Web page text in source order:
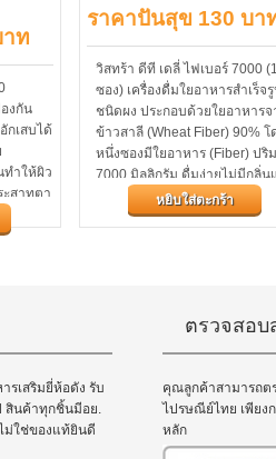
ท
งกัน
กเสบได้
ทำให้ผิว
ะสาทตา
ราคาปันสุข 130 บา
วิสทร้า ดีที เดลี่ ไฟเบอร์ 7000
ซอง) เครื่องดื่มใยอาหารสำเร็จ
ชนิดผง ประกอบด้วยใยอาหารจ
ข้าวสาลี (Wheat Fiber) 90% โ
หนึ่งซองมีใยอาหาร (Fiber) ปริ
7000 มิลลิกรัม ดื่มง่ายไม่มีกลิ่น
หยิบใส่ตะกร้า
เสริมยี่ห้อดัง รับ
สินค้าทุกชิ้นมีอย.
ม่ใช่ของแท้ยินดี
ตรวจสอ
คุณลูกค้าสามารถต
ไปรษณีย์ไทย เพียง
หลัก